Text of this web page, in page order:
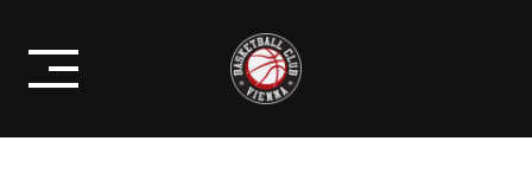
content
HINTEREINANDER INS CUP FINAL
4